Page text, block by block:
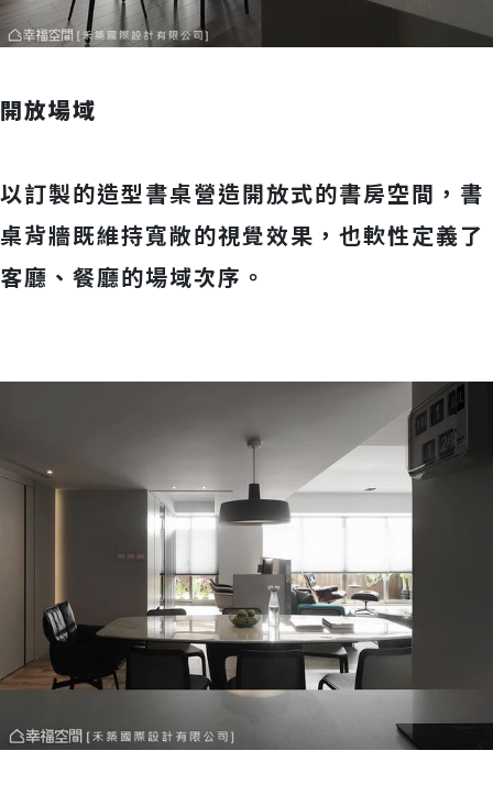
開放場域
以訂製的造型書桌營造開放式的書房空間，書
桌背牆既維持寬敞的視覺效果，也軟性定義了
客廳、餐廳的場域次序。